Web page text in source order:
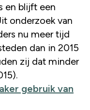
en blijft een
onderzoek van
nu meer tijd
dan in 2015
zij dat minder
gebruik van